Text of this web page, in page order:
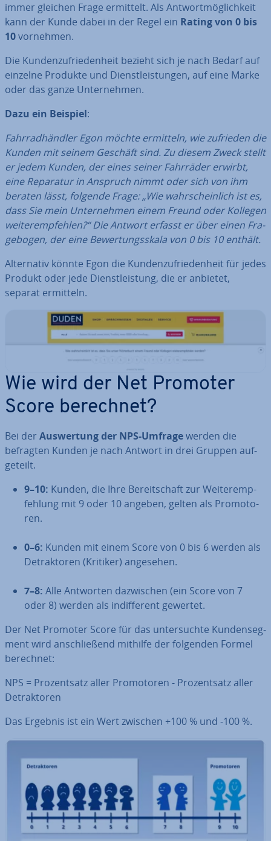
immer gleichen Frage ermittelt. Als Ant­wort­mög­lich­keit
kann der Kunde dabei in der Regel ein Rating von 0 bis
10vornehmen.
Die Kun­den­zu­frie­den­heit bezieht sich je nach Bedarf auf
einzelne Produkte und Dienst­leis­tun­gen, auf eine Marke
oder das ganze Un­ter­neh­men.
Dazu ein Beispiel:
Fahr­rad­händ­ler Egon möchte ermitteln, wie zufrieden die
Kunden mit seinem Geschäft sind. Zu diesem Zweck stellt
er jedem Kunden, der eines seiner Fahrräder erwirbt,
eine Reparatur in Anspruch nimmt oder sich von ihm
beraten lässt, folgende Frage: „Wie wahr­schein­lich ist es,
dass Sie mein Un­ter­neh­men einem Freund oder Kollegen
wei­ter­emp­feh­len?“ Die Antwort erfasst er über einen Fra­
ge­bo­gen, der eine Be­wer­tungs­ska­la von 0 bis 10 enthält.
Al­ter­na­tiv könnte Egon die Kun­den­zu­frie­den­heit für jedes
Produkt oder jede Dienst­leis­tung, die er anbietet,
separat ermitteln.
Wie wird der Net Promoter
Score berechnet?
Bei der Aus­wer­tung der NPS-Umfragewerden die
befragten Kunden je nach Antwort in drei Gruppen auf­
ge­teilt.
9–10: Kunden, die Ihre Be­reit­schaft zur Wei­ter­emp­
feh­lung mit 9 oder 10 angeben, gelten als Pro­mo­to­
ren.
0–6: Kunden mit einem Score von 0 bis 6 werden als
De­trak­to­ren (Kritiker) angesehen.
7–8: Alle Antworten da­zwi­schen (ein Score von 7
oder 8) werden als in­dif­fe­rent gewertet.
Der Net Promoter Score für das un­ter­such­te Kun­den­seg­
ment wird an­schlie­ßend mithilfe der folgenden Formel
berechnet:
NPS = Pro­zent­satz aller Pro­mo­to­ren - Pro­zent­satz aller
De­trak­to­ren
Das Ergebnis ist ein Wert zwischen +100 % und -100 %.